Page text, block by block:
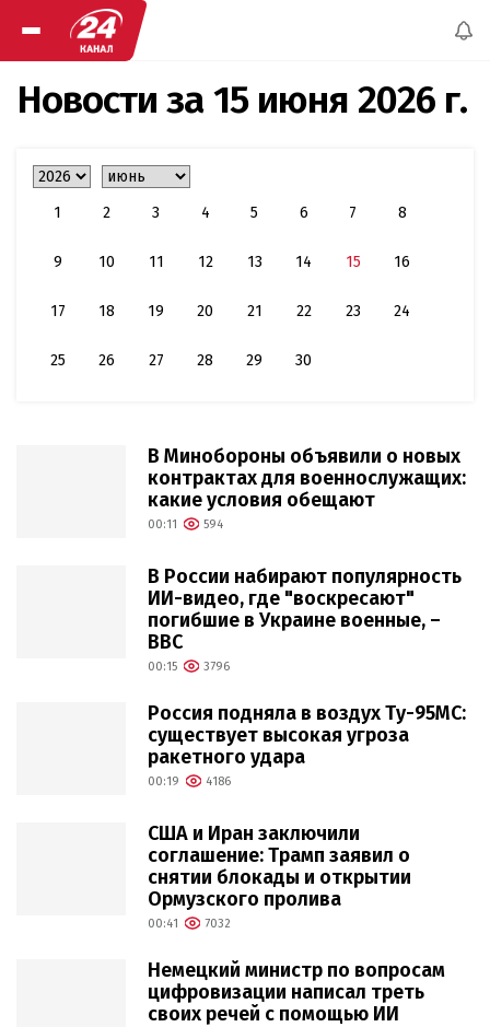
Новости за15 июня 2026 г.
1 2 3 4 5 6 7 8
9 10 11 12 13 14 15 16
17 18 19 20 21 22 23 24
25 26 27 28 29 30
В Минобороны объявили о новых
контрактах для военнослужащих:
какие условия обещают
00:11 594
В России набирают популярность
ИИ-видео, где "воскресают"
погибшие в Украине военные, –
BBC
00:15 3796
Россия подняла в воздух Ту-95МС:
существует высокая угроза
ракетного удара
00:19 4186
США и Иран заключили
соглашение: Трамп заявил о
снятии блокады и открытии
Ормузского пролива
00:41 7032
Немецкий министр по вопросам
цифровизации написал треть
своих речей с помощью ИИ